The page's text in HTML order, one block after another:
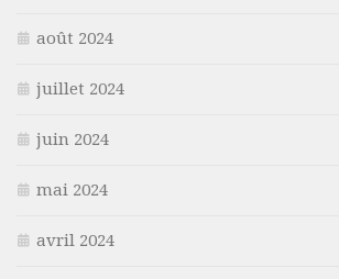
août 2024
juillet 2024
juin 2024
mai 2024
avril 2024